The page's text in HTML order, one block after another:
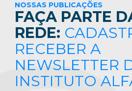
NOSSAS PUBLICAÇÕES
FAÇA PARTE
REDE:
RECEBER A
NEWSLETTER
INSTITUTO